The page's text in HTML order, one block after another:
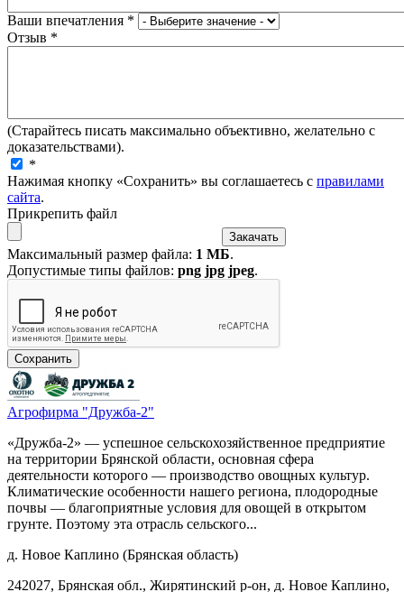
Ваши впечатления *
Отзыв *
(Старайтесь писать максимально объективно, желательно с
доказательствами).
*
Нажимая кнопку «Сохранить» вы соглашаетесь с правилами
сайта.
Прикрепить файл
Максимальный размер файла: 1 МБ.
Допустимые типы файлов: png jpg jpeg.
Агрофирма "Дружба-2"
«Дружба-2» — успешное сельскохозяйственное предприятие
на территории Брянской области, основная сфера
деятельности которого — производство овощных культур.
Климатические особенности нашего региона, плодородные
почвы — благоприятные условия для овощей в открытом
грунте. Поэтому эта отрасль сельского...
д. Новое Каплино (Брянская область)
242027, Брянская обл., Жирятинский р-он, д. Новое Каплино,